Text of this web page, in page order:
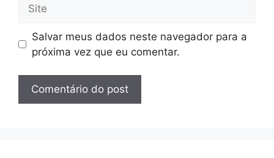
Salvar meus dados neste navegador para a
próxima vez que eu comentar.